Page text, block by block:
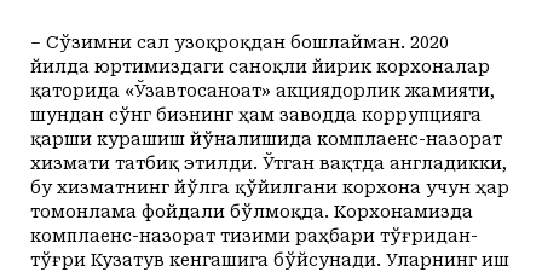
– Сўзимни сал узоқроқдан бошлайман. 2020
йилда юртимиздаги саноқли йирик корхоналар
қаторида «Ўзавтосаноат» акциядорлик жамияти,
шундан сўнг бизнинг ҳам заводда коррупцияга
қарши курашиш йўналишида комплаенс-назорат
хизмати татбиқ этилди. Ўтган вақтда англадикки,
бу хизматнинг йўлга қўйилгани корхона учун ҳар
томонлама фойдали бўлмоқда. Корхонамизда
комплаенс-назорат тизими раҳбари тўғридан-
тўғри Кузатув кенгашига бўйсунади. Уларнинг иш